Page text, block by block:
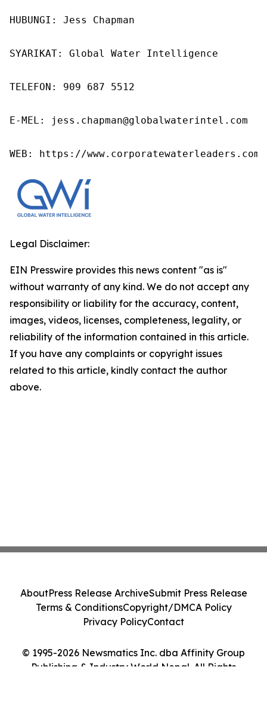
HUBUNGI: Jess Chapman
SYARIKAT: Global Water Intelligence
TELEFON: 909 687 5512
E-MEL: jess.chapman@globalwaterintel.com
WEB: https://www.corporatewaterleaders.com
Legal Disclaimer:
EIN Presswire provides this news content "as is"
without warranty of any kind. We do not accept any
responsibility or liability for the accuracy, content,
images, videos, licenses, completeness, legality, or
reliability of the information contained in this article.
If you have any complaints or copyright issues
related to this article, kindly contact the author
above.
© 1995-2026 Newsmatics Inc. dba Affinity Group
Publishing & Industry World Nepal. All Rights
AboutPress Release ArchiveSubmit Press Release
Terms & ConditionsCopyright/DMCA Policy
Privacy PolicyContact